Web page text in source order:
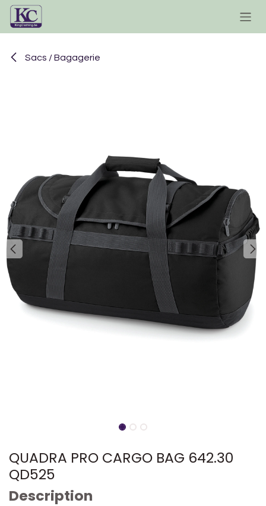
Se rendre au contenu
Sacs / Bagagerie
QUADRA PRO CARGO BAG 642.30
QD525
Description